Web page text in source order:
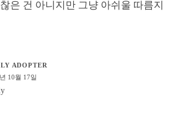
은 건 아니지만 그냥 아쉬울 따름지
ADOPTER
10월 17일